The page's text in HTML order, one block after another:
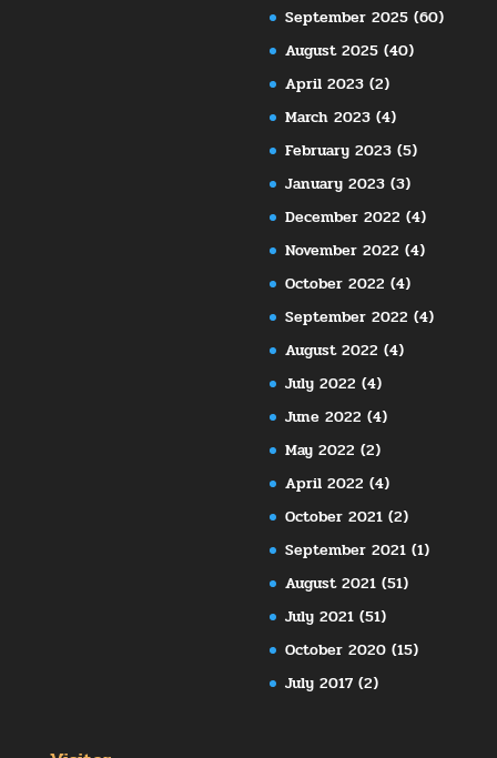
September 2025 (60)
August 2025 (40)
April 2023 (2)
March 2023 (4)
February 2023 (5)
January 2023 (3)
December 2022 (4)
November 2022 (4)
October 2022 (4)
September 2022 (4)
August 2022 (4)
July 2022 (4)
June 2022 (4)
May 2022 (2)
April 2022 (4)
October 2021 (2)
September 2021 (1)
August 2021 (51)
July 2021 (51)
October 2020 (15)
July 2017 (2)